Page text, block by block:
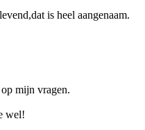
is heel aangenaam.
mijn vragen.
wel!